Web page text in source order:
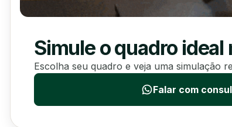
Simule o quadro ideal
Escolha seu quadro e veja uma simulação
Falar com